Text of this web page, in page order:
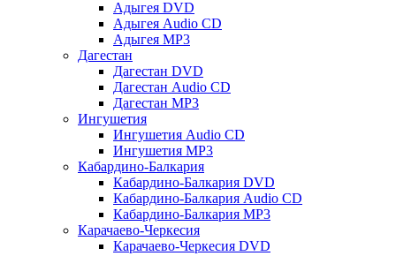
Адыгея DVD
Адыгея Audio CD
Адыгея MP3
Дагестан
Дагестан DVD
Дагестан Audio CD
Дагестан MP3
Ингушетия
Ингушетия Audio CD
Ингушетия MP3
Кабардино-Балкария
Кабардино-Балкария DVD
Кабардино-Балкария Audio CD
Кабардино-Балкария MP3
Карачаево-Черкесия
Карачаево-Черкесия DVD